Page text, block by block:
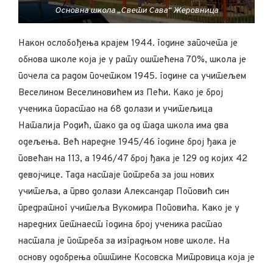
Основна школа „Свети Сава“ Жеровница
Након ослобођења крајем 1944. године започета је
обнова школе која је у рату оштећена 70%, школа је
почела са радом почетком 1945. године са учитељем
Веселином Веселиновићем из Пећи. Како је број
ученика порастао на 68 долази и учитељица
Наталија Родић, тако да од тада школа има два
одељења. Већ наредне 1945/46 године број ђака је
повећан на 113, а 1946/47 број ђака је 129 од којих 42
девојчице. Тада настаје потреба за још нових
учитеља, а прво долази Александар Поповић син
предратног учитеља Вукомира Поповића. Како је у
наредних петнаест година број ученика растао
настала је потреба за изградњом нове школе. На
основу одобрења општине Косовска Митровица која је